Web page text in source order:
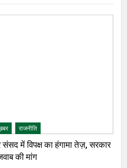
राजनीति
में विपक्ष का हंगामा तेज़, सरकार
की मांग